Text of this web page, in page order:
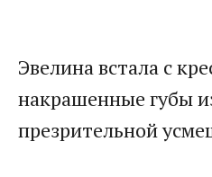
Эвелина встала с
накрашенные губы
презрительной